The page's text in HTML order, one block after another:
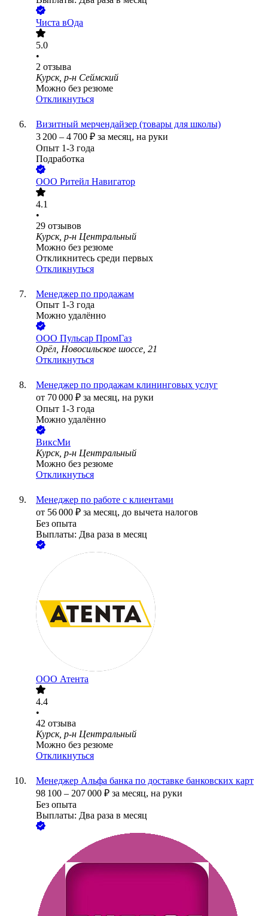
Чиста вОда
5.0
•
2 отзыва
Курск, р-н Сеймский
Можно без резюме
Откликнуться
Визитный мерчендайзер (товары для школы)
3 200 – 4 700 ₽ за месяц, на руки
Опыт 1-3 года
Подработка
ООО Ритейл Навигатор
4.1
•
29 отзывов
Курск, р-н Центральный
Можно без резюме
Откликнитесь среди первых
Откликнуться
Менеджер по продажам
Опыт 1-3 года
Можно удалённо
ООО Пульсар ПромГаз
Орёл, Новосильское шоссе, 21
Откликнуться
Менеджер по продажам клининговых услуг
от 70 000 ₽ за месяц, на руки
Опыт 1-3 года
Можно удалённо
ВиксМи
Курск, р-н Центральный
Можно без резюме
Откликнуться
Менеджер по работе с клиентами
от 56 000 ₽ за месяц, до вычета налогов
Без опыта
Выплаты: Два раза в месяц
ООО Атента
4.4
•
42 отзыва
Курск, р-н Центральный
Можно без резюме
Откликнуться
Менеджер Альфа банка по доставке банковских карт
98 100 – 207 000 ₽ за месяц, на руки
Без опыта
Выплаты: Два раза в месяц